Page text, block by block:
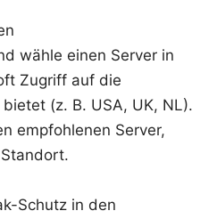
wähle einen Server in
Zugriff auf die
(z. B. USA, UK, NL).
empfohlenen Server,
Schutz in den